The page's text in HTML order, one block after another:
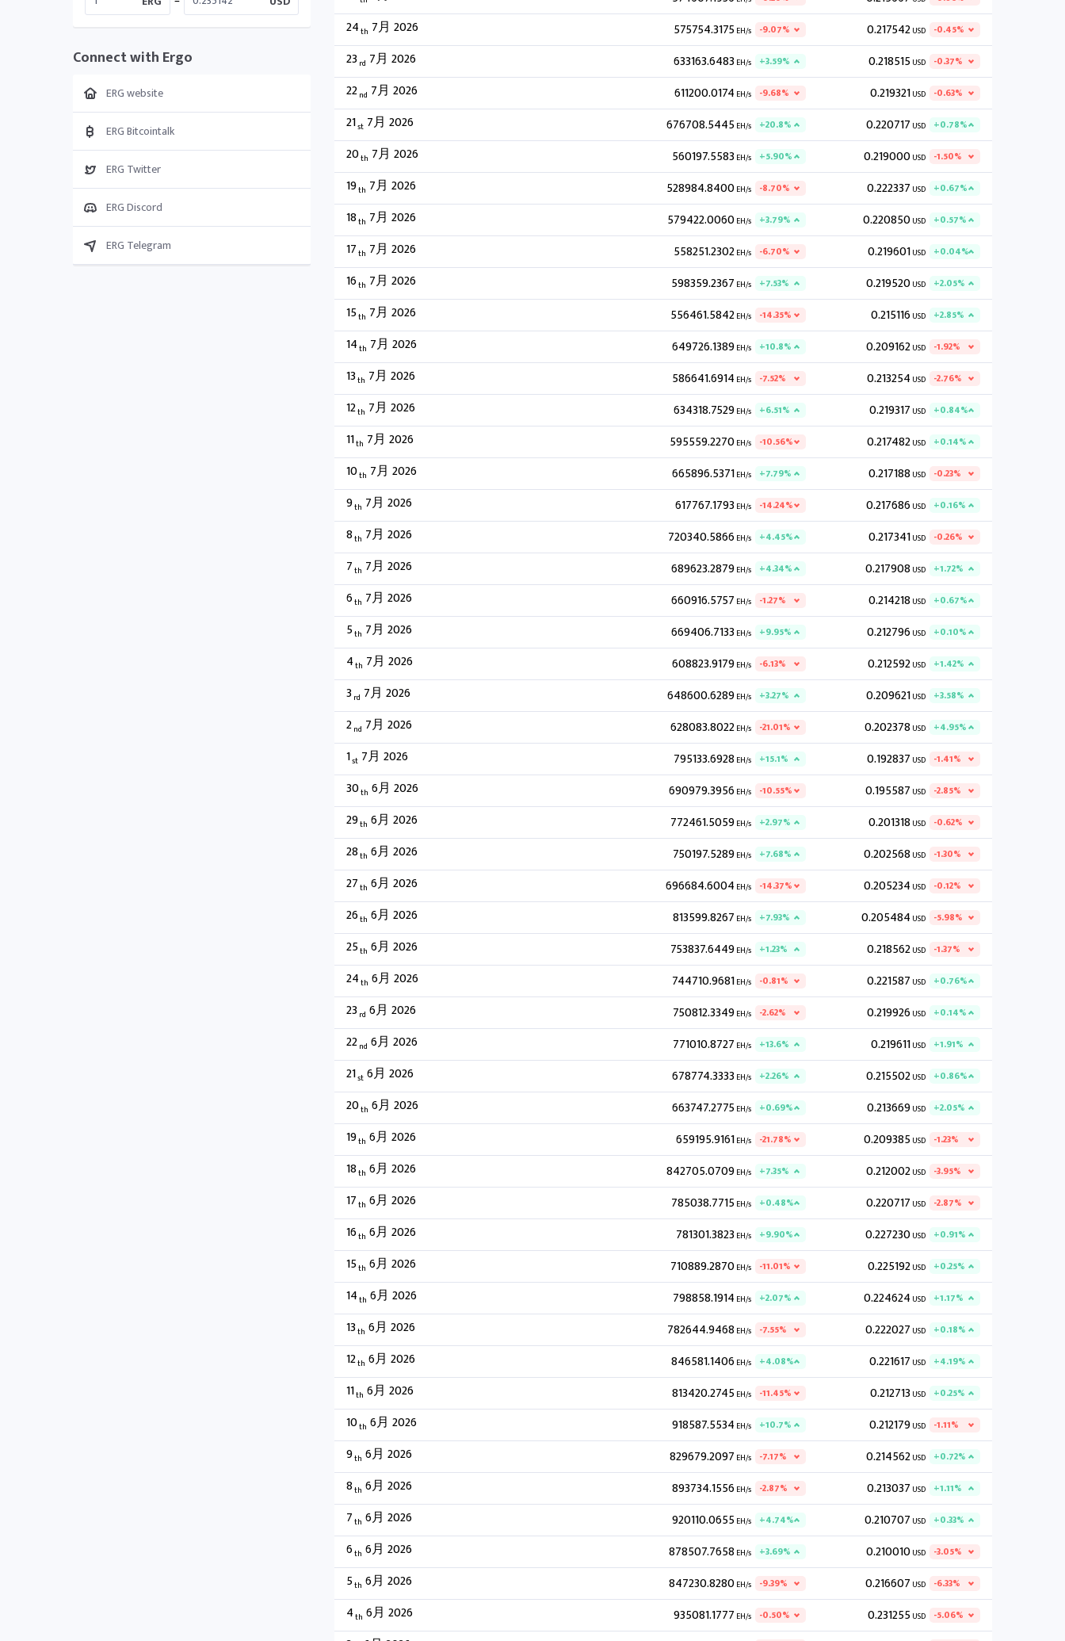
Connect with Ergo
ERG website
ERG Bitcointalk
ERG Twitter
ERG Discord
ERG Telegram
24th 7月 2026 575754.3175EH/s -9.07% 0.217542USD -0.45%
23 rd 7月 2026 633163.6483 EH/s +3.59% 0.218515USD -0.37%
22nd 7月 2026 611200.0174 EH/s -9.68% 0.219321USD -0.63%
21st 7月 2026 676708.5445EH/s +20.8% 0.220717 USD +0.78%
20th 7月 2026 560197.5583 EH/s +5.90% 0.219000USD -1.50%
19th 7月 2026 528984.8400EH/s -8.70% 0.222337 USD +0.67%
18th 7月 2026 579422.0060EH/s +3.79% 0.220850USD +0.57%
17th 7月 2026 558251.2302EH/s -6.70% 0.219601USD +0.04%
16th 7月 2026 598359.2367 EH/s +7.53% 0.219520USD +2.05%
15th 7月 2026 556461.5842EH/s -14.35% 0.215116USD +2.85%
14th 7月 2026 649726.1389EH/s +10.8% 0.209162USD -1.92%
13th 7月 2026 586641.6914 EH/s -7.52% 0.213254 USD -2.76%
12th 7月 2026 634318.7529EH/s +6.51% 0.219317 USD +0.84%
11th 7月 2026 595559.2270EH/s -10.56% 0.217482USD +0.14%
10th 7月 2026 665896.5371EH/s +7.79% 0.217188 USD -0.23%
9th 7月 2026 617767.1793 EH/s -14.24% 0.217686USD +0.16%
8th 7月 2026 720340.5866EH/s +4.45% 0.217341USD -0.26%
7th 7月 2026 689623.2879EH/s +4.34% 0.217908 USD +1.72%
6th 7月 2026 660916.5757 EH/s -1.27% 0.214218 USD +0.67%
5th 7月 2026 669406.7133 EH/s +9.95% 0.212796USD +0.10%
4th 7月 2026 608823.9179EH/s -6.13% 0.212592USD +1.42%
3 rd 7月 2026 648600.6289EH/s +3.27% 0.209621USD +3.58%
2nd 7月 2026 628083.8022EH/s -21.01% 0.202378 USD +4.95%
1st 7月 2026 795133.6928 EH/s +15.1% 0.192837 USD -1.41%
30th 6月 2026 690979.3956EH/s -10.55% 0.195587 USD -2.85%
29th 6月 2026 772461.5059EH/s +2.97% 0.201318 USD -0.62%
28th 6月 2026 750197.5289EH/s +7.68% 0.202568 USD -1.30%
27th 6月 2026 696684.6004 EH/s -14.37% 0.205234 USD -0.12%
26th 6月 2026 813599.8267 EH/s +7.93% 0.205484 USD -5.98%
25th 6月 2026 753837.6449EH/s +1.23% 0.218562USD -1.37%
24th 6月 2026 744710.9681EH/s -0.81% 0.221587 USD +0.76%
23 rd 6月 2026 750812.3349EH/s -2.62% 0.219926USD +0.14%
22nd 6月 2026 771010.8727 EH/s +13.6% 0.219611USD +1.91%
21st 6月 2026 678774.3333 EH/s +2.26% 0.215502USD +0.86%
20th 6月 2026 663747.2775EH/s +0.69% 0.213669USD +2.05%
19th 6月 2026 659195.9161EH/s -21.78% 0.209385USD -1.23%
18th 6月 2026 842705.0709EH/s +7.35% 0.212002USD -3.95%
17th 6月 2026 785038.7715EH/s +0.48% 0.220717 USD -2.87%
16th 6月 2026 781301.3823 EH/s +9.90% 0.227230USD +0.91%
15th 6月 2026 710889.2870EH/s -11.01% 0.225192USD +0.25%
14th 6月 2026 798858.1914 EH/s +2.07% 0.224624 USD +1.17%
13th 6月 2026 782644.9468 EH/s -7.55% 0.222027 USD +0.18%
12th 6月 2026 846581.1406EH/s +4.08% 0.221617 USD +4.19%
11th 6月 2026 813420.2745EH/s -11.45% 0.212713 USD +0.25%
10th 6月 2026 918587.5534 EH/s +10.7% 0.212179USD -1.11%
9th 6月 2026 829679.2097 EH/s -7.17% 0.214562USD +0.72%
8th 6月 2026 893734.1556EH/s -2.87% 0.213037 USD +1.11%
7th 6月 2026 920110.0655EH/s +4.74% 0.210707 USD +0.33%
6th 6月 2026 878507.7658 EH/s +3.69% 0.210010USD -3.05%
5th 6月 2026 847230.8280EH/s -9.39% 0.216607 USD -6.33%
4th 6月 2026 935081.1777 EH/s -0.50% 0.231255USD -5.06%